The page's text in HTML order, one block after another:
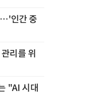
…'인간 중
리를 위
"AI 시대